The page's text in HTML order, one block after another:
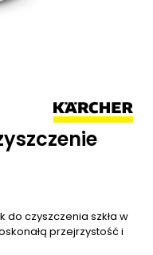
do czyszczenia szkła w
przejrzystość i